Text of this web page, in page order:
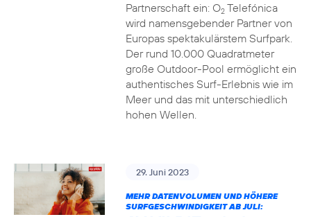
Partnerschaft ein: O2Telefónica
wird namensgebender Partner von
Europas spektakulärstem Surfpark.
Der rund 10.000 Quadratmeter
große Outdoor-Pool ermöglicht ein
authentisches Surf-Erlebnis wie im
Meer und das mit unterschiedlich
hohen Wellen.
29. Juni 2023
MEHR DATENVOLUMEN UND HÖHERE
SURFGESCHWINDIGKEIT AB JULI: